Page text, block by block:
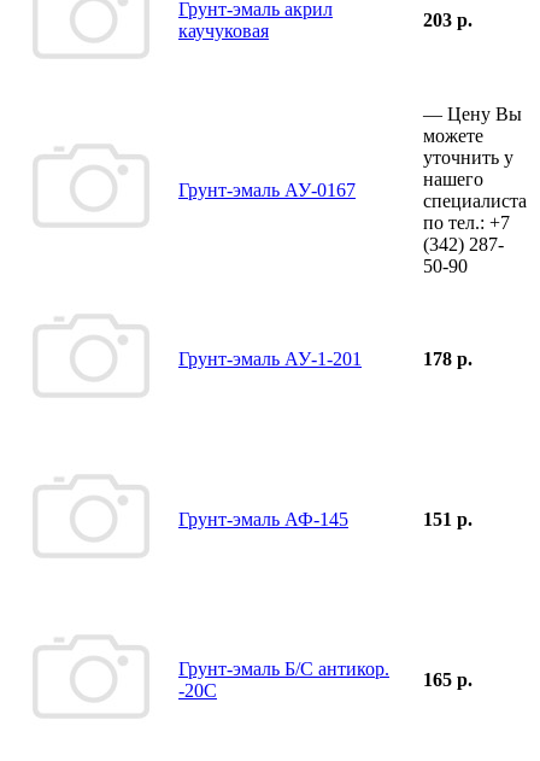
Грунт-эмаль акрил
каучуковая
203 р.
Грунт-эмаль АУ-0167
— Цену Вы
можете
уточнить у
нашего
специалиста
по тел.: +7
(342) 287-
50-90
Грунт-эмаль АУ-1-201 178 р.
Грунт-эмаль АФ-145 151 р.
Грунт-эмаль Б/С антикор.
-20С
165 р.